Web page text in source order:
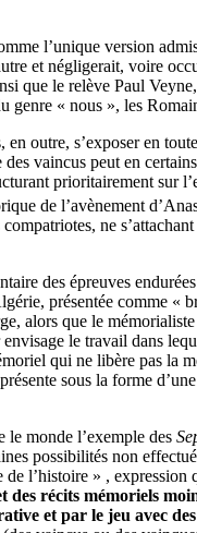
l’unique version
et négligerait, voire
que le relève Paul
genre « nous », les
outre, s’exposer en
vaincus peut en
prioritairement sur
de l’avènement
ne
des épreuves
présentée comme «
alors que le
le travail dans
qui ne libère pas la
sous la forme
le monde l’exemple des
possibilités non
l’histoire » ,
récits mémoriels
et par le jeu avec